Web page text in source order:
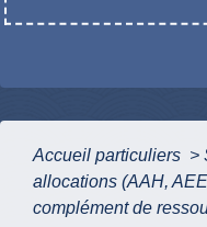
Accueil particuliers >
allocations (AAH,
complément de